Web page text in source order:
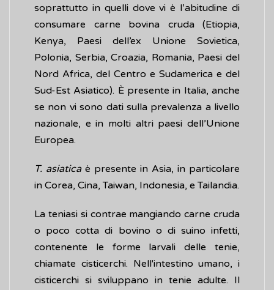
soprattutto in quelli dove vi è l’abitudine di
consumare carne bovina cruda (Etiopia,
Kenya, Paesi dell’ex Unione Sovietica,
Polonia, Serbia, Croazia, Romania, Paesi del
Nord Africa, del Centro e Sudamerica e del
Sud-Est Asiatico). È presente in Italia, anche
se non vi sono dati sulla prevalenza a livello
nazionale, e in molti altri paesi dell’Unione
Europea.
T. asiaticaè presente in Asia, in particolare
in Corea, Cina, Taiwan, Indonesia, e Tailandia.
La teniasi si contrae mangiando carne cruda
o poco cotta di bovino o di suino infetti,
contenente le forme larvali delle tenie,
chiamate cisticerchi. Nell'intestino umano, i
cisticerchi si sviluppano in tenie adulte. Il